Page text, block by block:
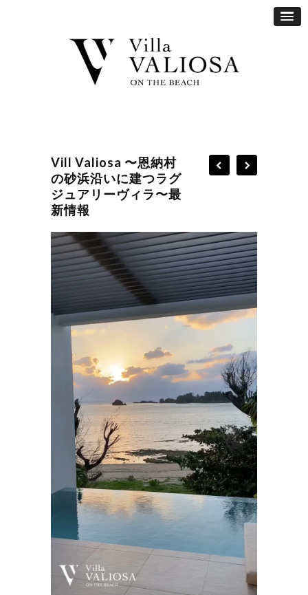
Vill Valiosa 〜恩納村
の砂浜沿いに建つラグ
ジュアリーヴィラ〜最
新情報